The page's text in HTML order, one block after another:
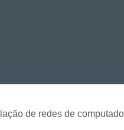
BVMS
Licenças
de redes de